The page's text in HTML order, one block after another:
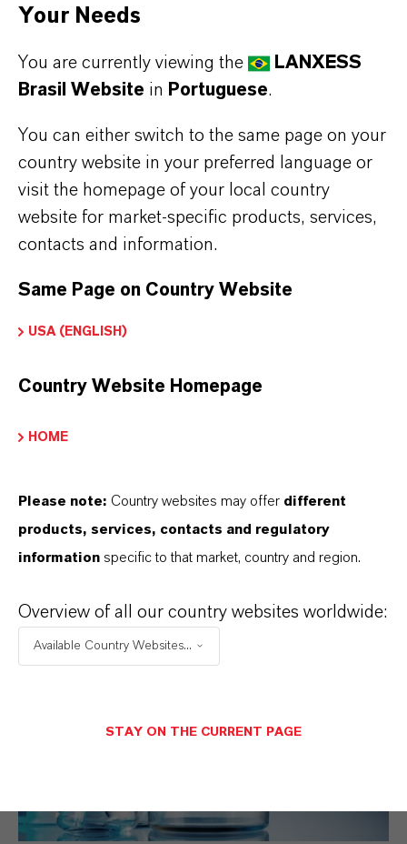
estão disponíveis em vermelho, amarelo, verde,
Bayferrox Brand Page
Controle microbiano
muitas aplicações diferentes.
Microbial Control Page
Your Needs
You are currently viewing the
LANXESS
Brasil Website in Portuguese.
You can either switch to the same page on your
country website in your preferred language or
visit the homepage of your local country
website for market-specific products, services,
contacts and information.
Same Page on Country Website
USA (ENGLISH)
Country Website Homepage
HOME
Please note: Country websites may offer different
products, services, contacts and regulatory
information specific to that market, country and region.
Overview of all our country websites worldwide:
Available Country Websites...
STAY ON THE CURRENT PAGE